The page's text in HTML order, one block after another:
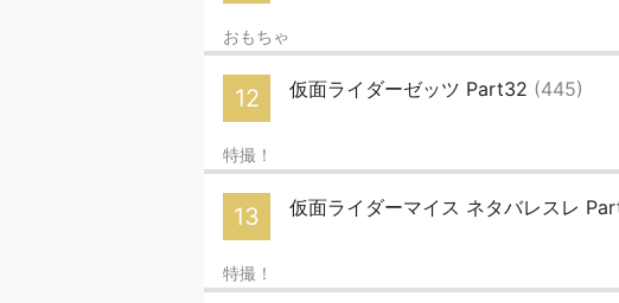
おもちゃ
12 仮面ライダーゼッツ Part32 (445)
特撮！
13 仮面ライダーマイス ネタバレスレ
特撮！